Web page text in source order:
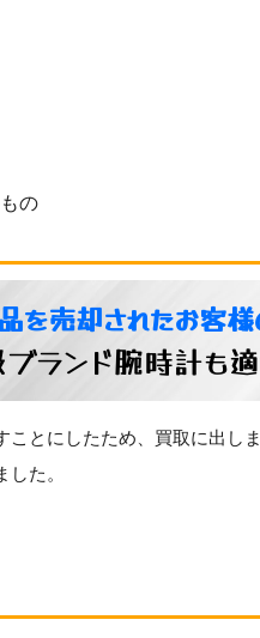
の
を売却されたお客
ランド腕時計も
ことにしたため、買取に出し
た。